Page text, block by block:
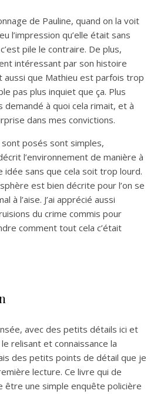
de Pauline, quand on la voit
l’impression qu’elle était sans
pile le contraire. De plus,
intéressant par son histoire
aussi que Mathieu est parfois trop
pas plus inquiet que ça. Plus
demandé à quoi cela rimait, et à
dans mes convictions.
posés sont simples,
l’environnement de manière à
idée sans que cela soit trop lourd.
est bien décrite pour l’on se
à l’aise. J’ai apprécié aussi
du crime commis pour
comment tout cela c’était
avec des petits détails ici et
le relisant et connaissance la
des petits points de détail que je
lecture. Ce livre qui de
être une simple enquête policière